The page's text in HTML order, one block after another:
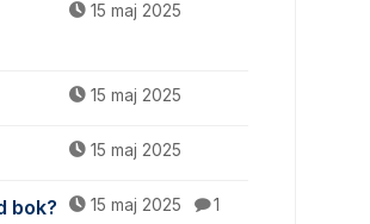
15 maj 2025
15 maj 2025
15 maj 2025
bok? 15 maj 2025 1